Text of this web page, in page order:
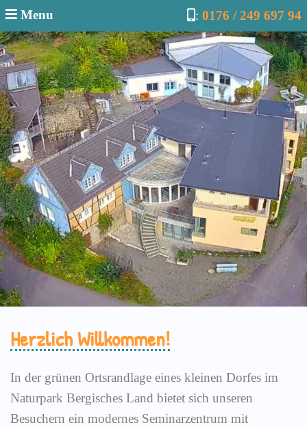
Menu : 0176 / 249 697 94
Herzlich Willkommen!
In der grünen Ortsrandlage eines kleinen Dorfes im
Naturpark Bergisches Land bietet sich unseren
Besuchern ein modernes Seminarzentrum mit